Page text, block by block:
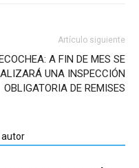
Artículo siguiente
A FIN DE MES SE
UNA INSPECCIÓN
OBLIGATORIA DE REMISES
autor